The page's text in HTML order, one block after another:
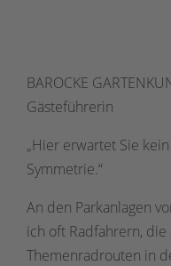
BAROCKE
Gästeführerin
„Hier erwartet Sie
Symmetrie.“
An den Parkanlagen
ich oft Radfahrern,
Themenradrouten in